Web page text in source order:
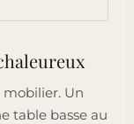
Un
table basse au